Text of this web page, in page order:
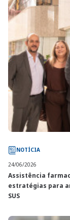
NOTÍCIA
24/06/2026
Assistência
estratégias para
SUS